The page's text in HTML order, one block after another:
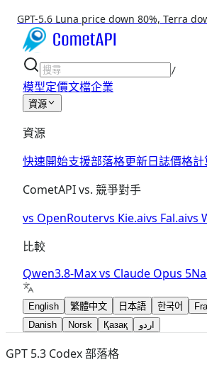
GPT-5.6 Luna price down 80%, Terra
/
模型定價文檔企業
資源
資源
快速開始支援部落格更新日誌價格
CometAPI vs. 競爭對手
vs OpenRoutervs Kie.aivs Fal.aivs
比較
Qwen3.8-Maxvs Claude Opus 5
English 繁體中文 日本語 한국어
Danish
Norsk Қазақ اردو
GPT 5.3 Codex 部落格